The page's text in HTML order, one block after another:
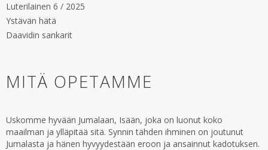
Luterilainen 6 / 2025
Ystävän hätä
Daavidin sankarit
MITÄ OPETAMME
Uskomme hyvään Jumalaan, Isään, joka on luonut koko
maailman ja ylläpitää sitä. Synnin tähden ihminen on joutunut
Jumalasta ja hänen hyvyydestään eroon ja ansainnut kadotuksen.